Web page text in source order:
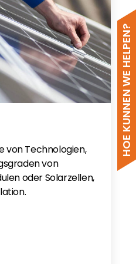
HOE KUNNEN WE HELPEN?
von Technologien,
von
oder Solarzellen,